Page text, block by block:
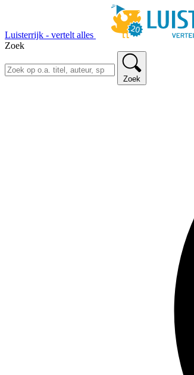
Luisterrijk - vertelt alles
Zoek
Zoek